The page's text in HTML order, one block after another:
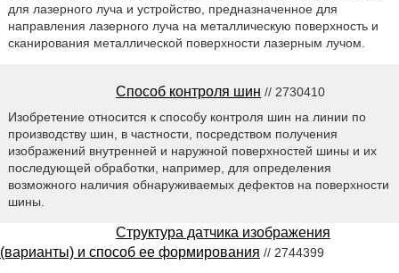
для лазерного луча и устройство, предназначенное для
направления лазерного луча на металлическую поверхность и
сканирования металлической поверхности лазерным лучом.
Способ контроля шин // 2730410
Изобретение относится к способу контроля шин на линии по
производству шин, в частности, посредством получения
изображений внутренней и наружной поверхностей шины и их
последующей обработки, например, для определения
возможного наличия обнаруживаемых дефектов на поверхности
шины.
Структура датчика изображения
(варианты) и способ ее формирования // 2744399